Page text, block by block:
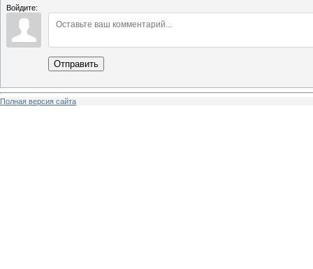
Войдите:
Отправить
Полная версия сайта